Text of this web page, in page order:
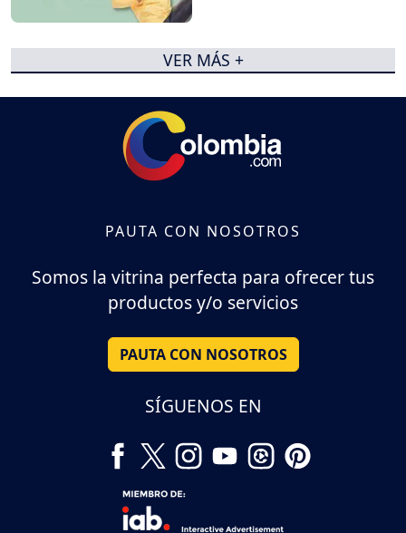
VER MÁS +
PAUTA CON NOSOTROS
Somos la vitrina perfecta para ofrecer tus
productos y/o servicios
PAUTA CON NOSOTROS
SÍGUENOS EN